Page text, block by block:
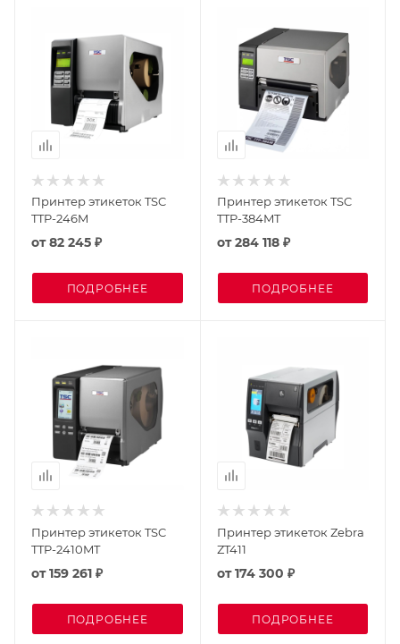
Принтер этикеток TSC
TTP-246M
от82 245 ₽
ПОДРОБНЕЕ
Принтер этикеток TSC
TTP-384MT
от284 118 ₽
ПОДРОБНЕЕ
Принтер этикеток TSC
TTP-2410MT
от159 261 ₽
ПОДРОБНЕЕ
Принтер этикеток Zebra
ZT411
от174 300 ₽
ПОДРОБНЕЕ